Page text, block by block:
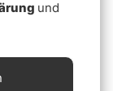
und